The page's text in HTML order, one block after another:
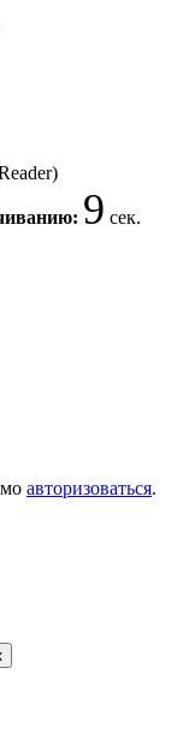
9 сек.
авторизоваться.